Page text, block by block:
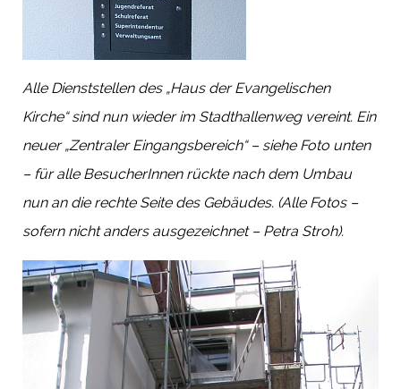
Alle Dienststellen des „Haus der Evangelischen
Kirche“ sind nun wieder im Stadthallenweg vereint. Ein
neuer „Zentraler Eingangsbereich“ – siehe Foto unten
– für alle BesucherInnen rückte nach dem Umbau
nun an die rechte Seite des Gebäudes. (Alle Fotos –
sofern nicht anders ausgezeichnet – Petra Stroh).